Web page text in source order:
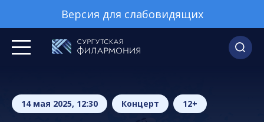
Версия для слабовидящих
14 мая 2025, 12:30 Концерт 12+